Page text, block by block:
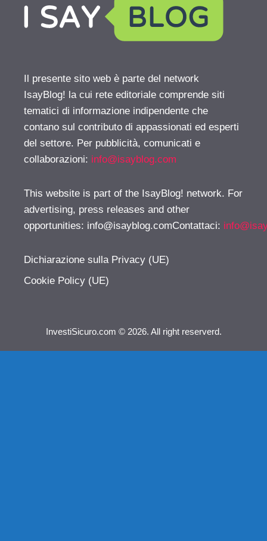
Il presente sito web è parte del network
IsayBlog! la cui rete editoriale comprende siti
tematici di informazione indipendente che
contano sul contributo di appassionati ed esperti
del settore. Per pubblicità, comunicati e
collaborazioni: info@isayblog.com
This website is part of the IsayBlog! network. For
advertising, press releases and other
opportunities: info@isayblog.comContattaci:
Dichiarazione sulla Privacy (UE)
Cookie Policy (UE)
InvestiSicuro.com © 2026. All right reserverd.